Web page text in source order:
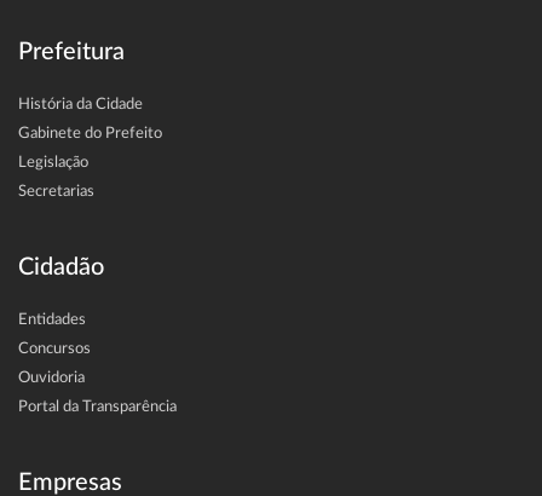
Prefeitura
História da Cidade
Gabinete do Prefeito
Legislação
Secretarias
Cidadão
Entidades
Concursos
Ouvidoria
Portal da Transparência
Empresas